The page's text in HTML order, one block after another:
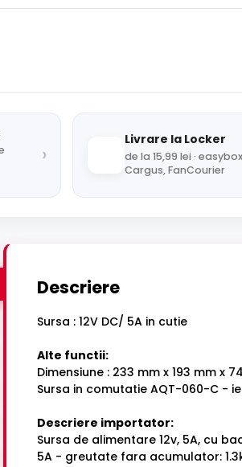
›
Livrare la Locker
de la 15,99 lei ·
Cargus, FanCourier
Descriere
Sursa : 12V DC/ 5A in cutie
Alte functii:
Dimensiune : 233 mm x 193 mm x
Sursa in comutatie AQT-060-C -
Descriere importator:
Sursa de alimentare 12v, 5A, cu
5A - greutate fara acumulator: